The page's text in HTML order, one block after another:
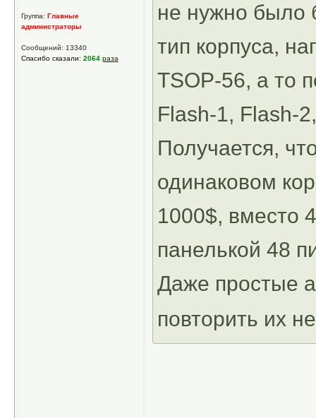
Группа: Главные
администраторы
Сообщений: 13340
Спасибо сказали: 2064 раза
не нужно было
тип корпуса,
TSOP-56, а то
Flash-1, Flash-
Получается,
одинаковом
1000$, вместо
панелькой 48
Даже простые
повторить их